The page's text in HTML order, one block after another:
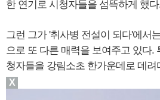
한 연기로 시청자들을 섬뜩하게 했
그런 그가 '취사병 전설이 되다'에서
으로 또 다른 매력을 보여주고 있다.
청자들을 강림소초 한가운데로 데
X